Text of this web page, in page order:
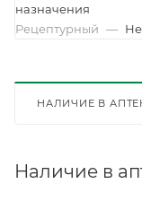
назначения
Рецептурный —
НАЛИЧИЕ В
Наличие в